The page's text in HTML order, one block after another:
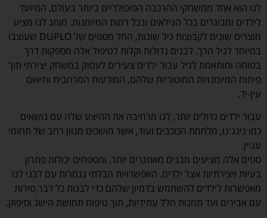
לגו הוא אחד ממשחקי ההרכבה הפופולריים ביותר בעולם, המיועד
לילדים ומבוגרים בכל הגילאים ובכל רמות המיומנות. מותג לגו מציע
מוצרים שונים לקבוצות גיל שונות, החל מסטים של DUPLO שעוצבו
במיוחד לגיל הרך. לבנים גדולות וקלות לטיפול אלה מספקות דרך
בטוחה ומותאמת לגיל עבור ילדים צעירים לעסוק במשחק יצירתי תוך
פיתוח המיומנויות המוטוריות שלהם, המודעות המרחבית ותיאום
עין-יד.
עבור ילדים גדולים יותר, לגו מרחיבה את ההיצע שלה עם נושאים
כמו נינג'גו, מלחמת הכוכבים ועוד, אשר מושכים מגוון רחב של תחומי
עניין.
סטים אלה מציעים מבנים מאתגרים יותר, ומטפחים יכולות פתרון
בעיות ויצירתיות אצל ילדים. האפשרויות הבלתי נגמרות עם לבני לגו
מאפשרות לילדים להשתמש בדמיון שלהם כדי לבנות כל דבר,טירות
עם אבירים ועד תחנות חלל עתידיות, תוך טיפוח תחושת הישג וסיפוק.